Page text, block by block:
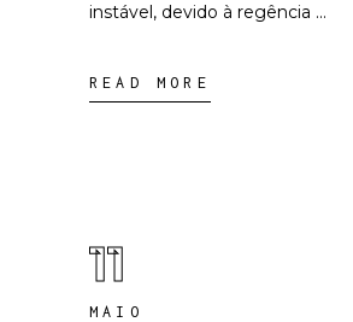
instável, devido à regência
READ MORE
11
MAIO